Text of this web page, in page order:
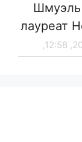
Шмуэль
лауреат